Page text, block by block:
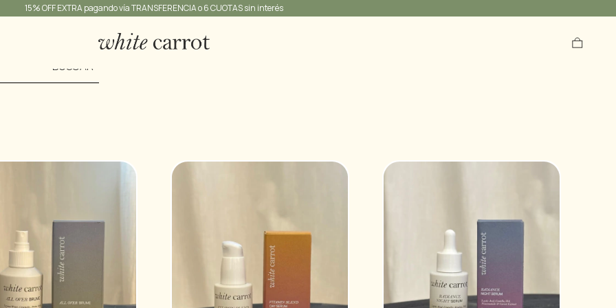
15% OFF EXTRA pagando vía TRANSFERENCIA o 6 CUOTAS sin interés
BUSCAR